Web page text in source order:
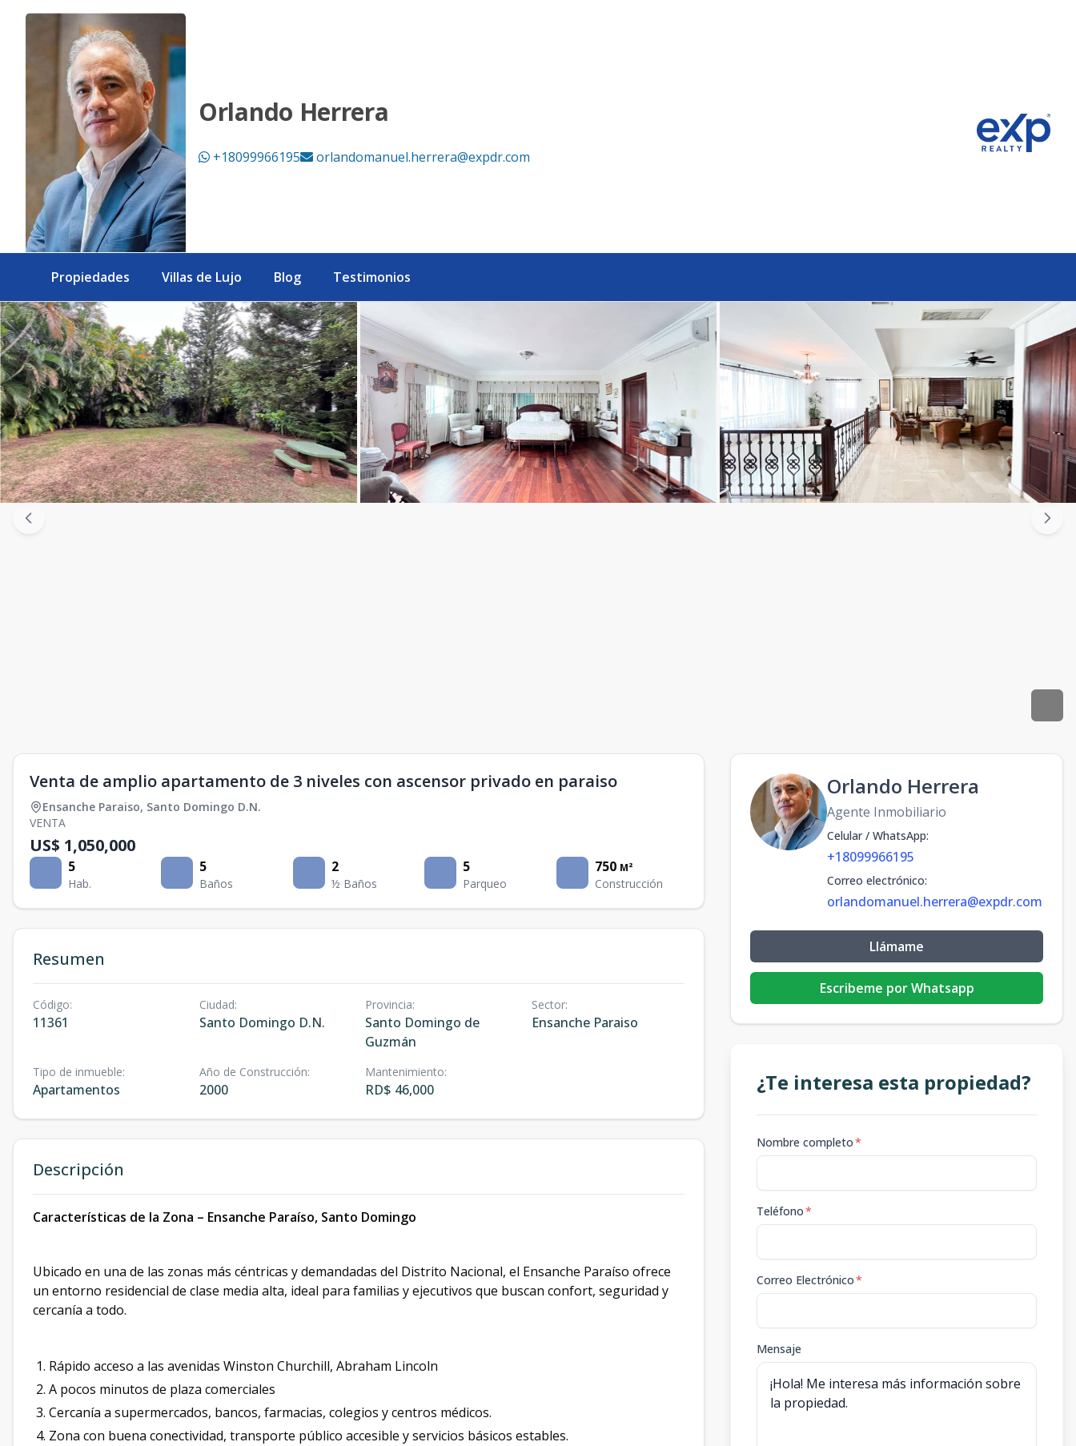
Orlando Herrera
+18099966195 orlandomanuel.herrera@expdr.com
Propiedades Villas de Lujo Blog Testimonios
Venta de amplio apartamento de 3 niveles con ascensor privado en paraiso
Ensanche Paraiso, Santo Domingo D.N.
VENTA
US$ 1,050,000
5
Hab.
5
Baños
2
½ Baños
5
Parqueo
750 M²
Construcción
Resumen
Código:
11361
Ciudad:
Santo Domingo D.N.
Provincia:
Santo Domingo de
Guzmán
Sector:
Ensanche Paraiso
Tipo de inmueble:
Apartamentos
Año de Construcción:
2000
Mantenimiento:
RD$ 46,000
Descripción
Características de la Zona – Ensanche Paraíso, Santo Domingo
Ubicado en una de las zonas más céntricas y demandadas del Distrito Nacional, el Ensanche Paraíso ofrece
un entorno residencial de clase media alta, ideal para familias y ejecutivos que buscan confort, seguridad y
cercanía a todo.
Rápido acceso a las avenidas Winston Churchill, Abraham Lincoln
A pocos minutos de plaza comerciales
Cercanía a supermercados, bancos, farmacias, colegios y centros médicos.
Zona con buena conectividad, transporte público accesible y servicios básicos estables.
Orlando Herrera
Agente Inmobiliario
Celular / WhatsApp:
+18099966195
Correo electrónico:
orlandomanuel.herrera@expdr.com
Llámame
Escribeme por Whatsapp
¿Te interesa esta propiedad?
Nombre completo*
Teléfono*
Correo Electrónico*
Mensaje
Venta de amplio apartamento de 3 niveles con ascensor privado en paraiso - eXp Realty República Dominicana